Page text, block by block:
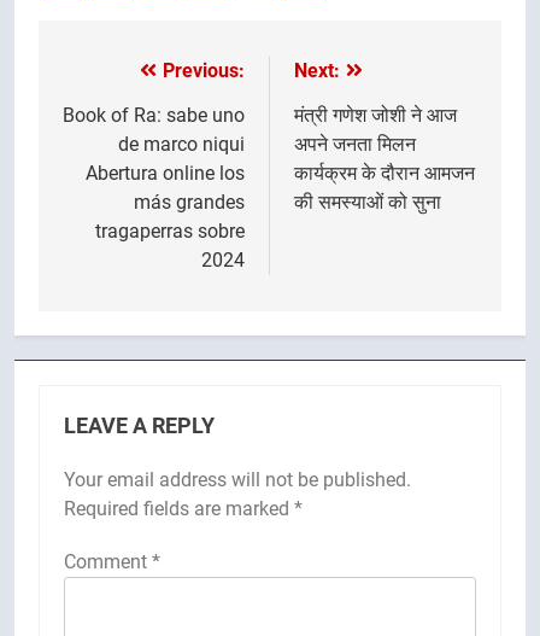
navigation
Previous:
Book of Ra: sabe uno
de marco niqui
Abertura online los
más grandes
tragaperras sobre
2024
Next:
मंत्री गणेश जोशी ने आज
अपने जनता मिलन
कार्यक्रम के दौरान आमजन
की समस्याओं को सुना
LEAVE A REPLY
Your email address will not be published.
Required fields are marked *
Comment *